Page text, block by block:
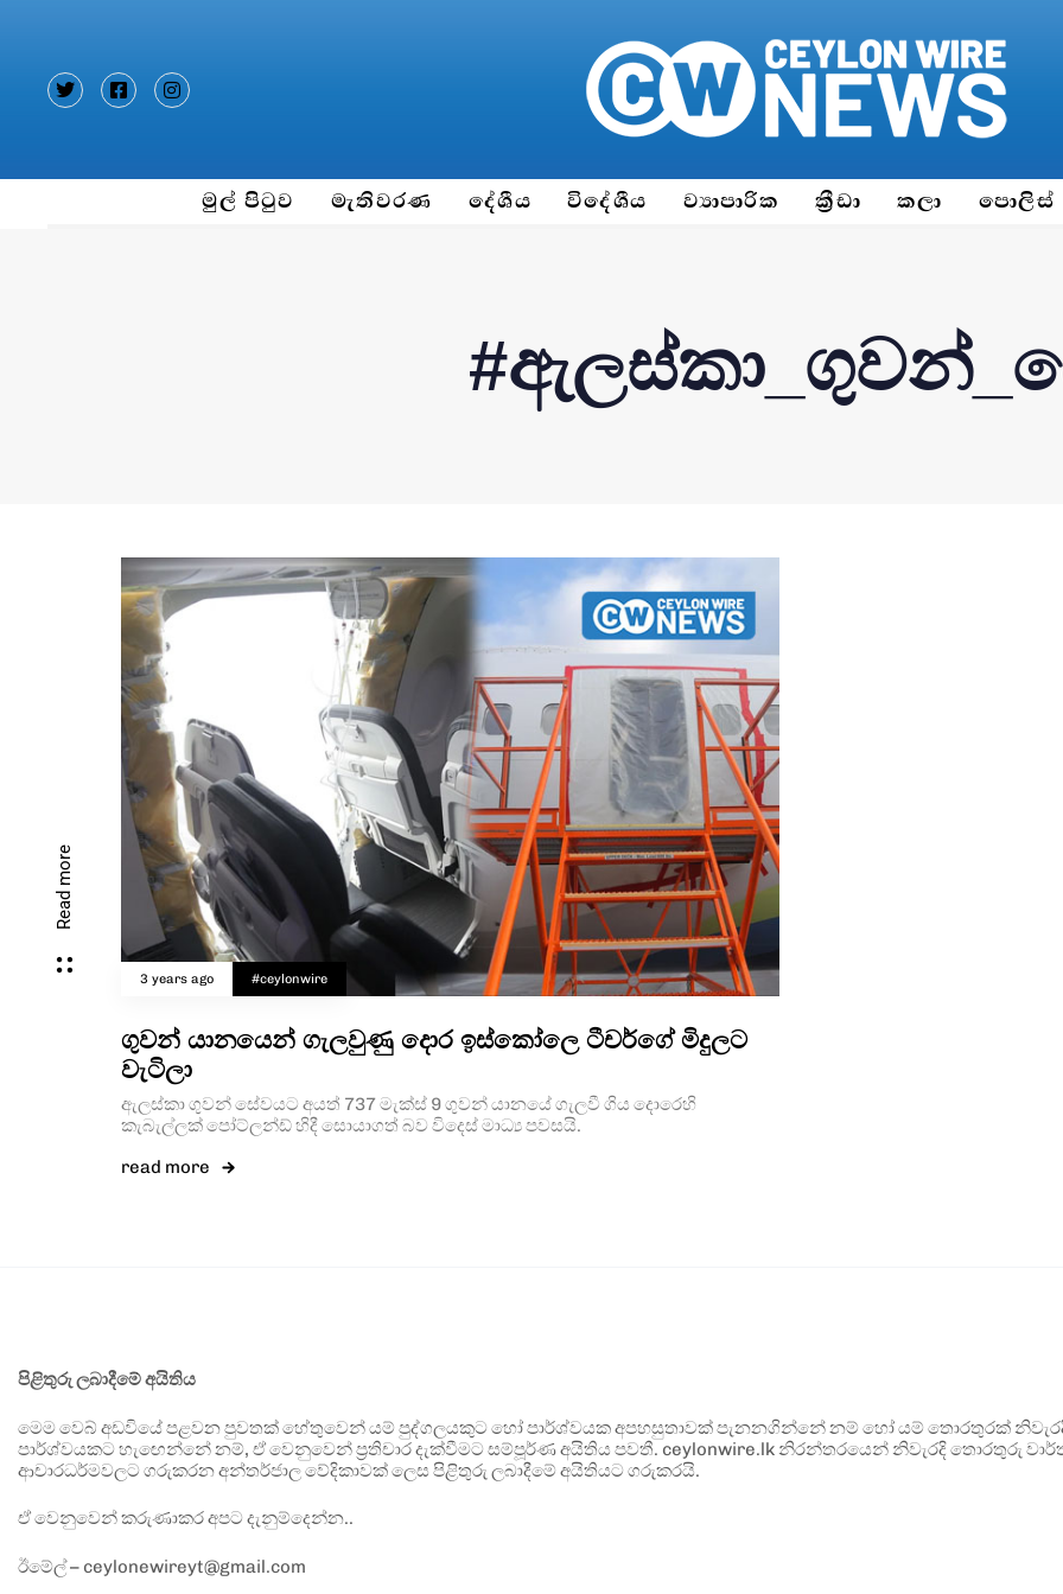
මුල් පිටුව මැතිවරණ දේශීය විදේශීය ව්‍යාපාරික ක්‍රීඩා කලා පොලිස්
Read more
3 years ago #ceylonwire
ගුවන් යානයෙන් ගැලවුණු දොර ඉස්කෝලෙ ටීචර්ගේ මිදුලට
වැටිලා
ඇලස්කා ගුවන් සේවයට‌ අයත් 737 මැක්ස් 9 ගුවන් යානයේ ගැලවී ගිය දොරෙහි
කැබැල්ලක් පෝට්ලන්ඩ් හිදී සොයාගත් බව විදෙස් මාධ්‍ය පවසයි.
read more
පිළිතුරු ලබාදීමේ අයිතිය
මෙම වෙබ් අඩවියේ පළවන පුවතක් හේතුවෙන් යම් පුද්ගලයකුට හෝ පාර්ශ්වයක අපහසුතාවක් පැනනගින්නේ නම් හෝ යම් තොරතුරක්
පාර්ශ්වයකට හැඟෙන්නේ නම්, ඒ වෙනුවෙන් ප්‍රතිචාර දැක්වීමට සම්පූර්ණ අයිතිය පවතී. ceylonwire.lk නිරන්තරයෙන් නිවැරදි තොරතුරු
ආචාරධර්මවලට ගරුකරන අන්තර්ජාල වේදිකාවක් ලෙස පිළිතුරු ලබාදීමේ අයිතියට ගරුකරයි.
ඒ වෙනුවෙන් කරුණාකර අපට දැනුම්දෙන්න..
ඊමේල් – ceylonewireyt@gmail.com